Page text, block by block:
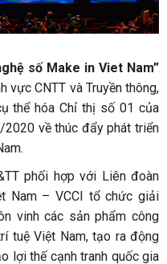
số Make in Viet Nam”
vực CNTT và Truyền thông,
thể hóa Chỉ thị số 01 của
về thúc đẩy phát triển
phối hợp với Liên đoàn
Nam – VCCI tổ chức giải
vinh các sản phẩm công
tuệ Việt Nam, tạo ra động
lợi thế cạnh tranh quốc gia